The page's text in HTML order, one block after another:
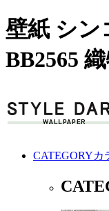
壁紙 シン
BB2565
CATEGORYカ